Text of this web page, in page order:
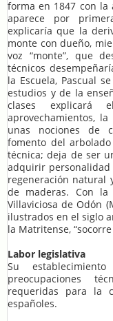
forma en 1847 con la
aparece por
explicaría que la
monte con dueño,
voz “monte”, que
técnicos
la Escuela, Pascual
estudios y de la
clases
aprovechamientos,
unas nociones de
fomento del
técnica; deja de ser
adquirir personalidad
regeneración natural
de maderas. Con
Villaviciosa de Odón
ilustrados en el siglo
la Matritense,
Labor legislativa
Su
preocupaciones
requeridas para la
españoles.